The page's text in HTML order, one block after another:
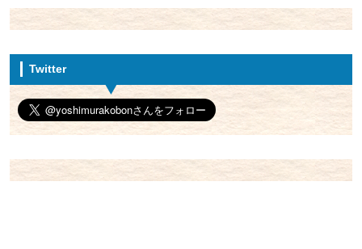
Twitter